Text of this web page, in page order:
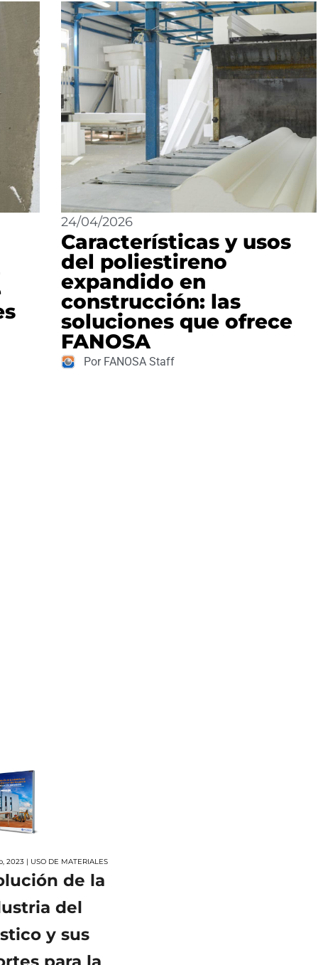
24/04/2026
Características y usos
del poliestireno
expandido en
construcción: las
soluciones que ofrece
FANOSA
Por FANOSA Staff
2023 | USO DE MATERIALES
de la
del
y sus